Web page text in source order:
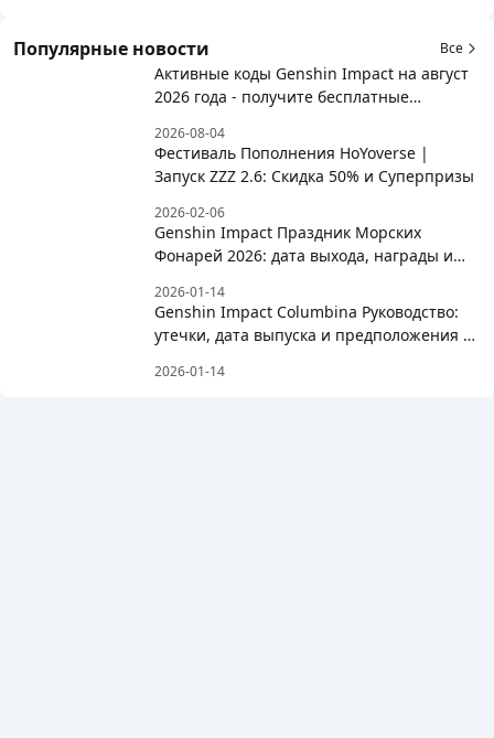
Популярные новости Все
Активные коды Genshin Impact на август
2026 года - получите бесплатные
2026-08-04
Фестиваль Пополнения HoYoverse |
Запуск ZZZ 2.6: Скидка 50% и Суперпризы
2026-02-06
Genshin Impact Праздник Морских
Фонарей 2026: дата выхода, награды и
2026-01-14
Genshin Impact Columbina Руководство:
утечки, дата выпуска и предположения о
2026-01-14